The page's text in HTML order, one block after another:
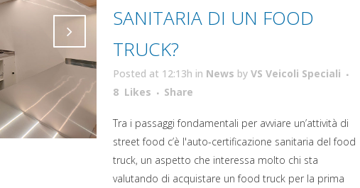
Attiva comando
SANITARIA DI UN FOOD
TRUCK?
Posted at 12:13h in News by VS Veicoli Speciali
8 Likes ShareAttiva comando
Tra i passaggi fondamentali per avviare un’attività di
street food c’è l'auto-certificazione sanitaria del food
truck, un aspetto che interessa molto chi sta
valutando di acquistare un food truck per la prima